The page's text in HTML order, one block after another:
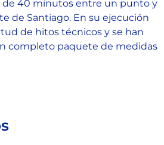
de 40 minutos entre un punto y
de Santiago. En su ejecución
de hitos técnicos y se han
completo paquete de medidas